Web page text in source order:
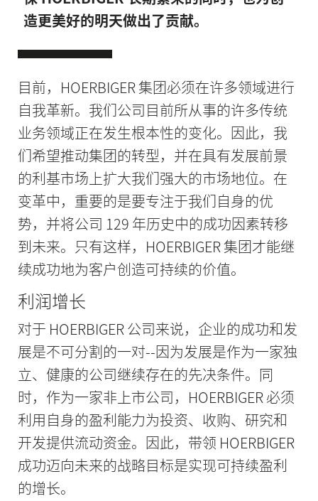
造更美好的明天做出了贡献。
目前，HOERBIGER 集团必须在许多领域进行
自我革新。我们公司目前所从事的许多传统
业务领域正在发生根本性的变化。因此，我
们希望推动集团的转型，并在具有发展前景
的利基市场上扩大我们强大的市场地位。在
变革中，重要的是要专注于我们自身的优
势，并将公司 129 年历史中的成功因素转移
到未来。只有这样，HOERBIGER 集团才能继
续成功地为客户创造可持续的价值。
利润增长
对于 HOERBIGER 公司来说，企业的成功和发
展是不可分割的一对--因为发展是作为一家独
立、健康的公司继续存在的先决条件。同
时，作为一家非上市公司，HOERBIGER 必须
利用自身的盈利能力为投资、收购、研究和
开发提供流动资金。因此，带领 HOERBIGER
成功迈向未来的战略目标是实现可持续盈利
的增长。